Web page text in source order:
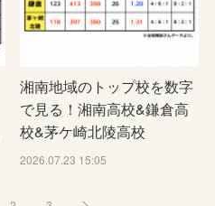
湘南地域のトップ校を数字
で見る！湘南高校&鎌倉高
校&茅ケ崎北陵高校
2026.07.23 15:05